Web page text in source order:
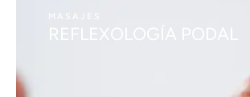
MASAJES
REFLEXOLOGÍA PODAL